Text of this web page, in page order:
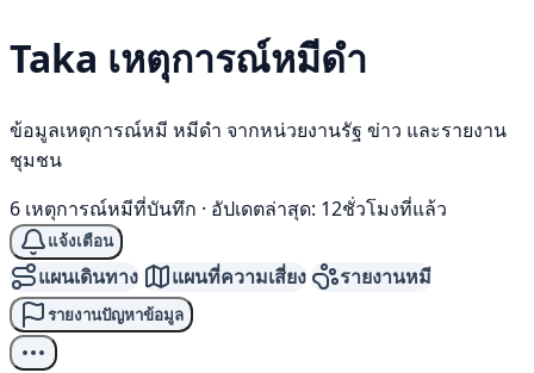
Taka เหตุการณ์หมีดำ
ข้อมูลเหตุการณ์หมี หมีดำ จากหน่วยงานรัฐ ข่าว และรายงาน
ชุมชน
6 เหตุการณ์หมีที่บันทึก · อัปเดตล่าสุด: 12ชั่วโมงที่แล้ว
แจ้งเตือน
แผนเดินทาง แผนที่ความเสี่ยง รายงานหมี
รายงานปัญหาข้อมูล